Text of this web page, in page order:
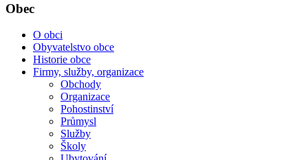
Obec
O obci
Obyvatelstvo obce
Historie obce
Firmy, služby, organizace
Obchody
Organizace
Pohostinství
Průmysl
Služby
Školy